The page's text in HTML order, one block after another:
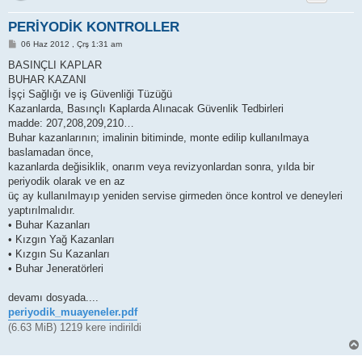
PERİYODİK KONTROLLER
M
s
j
06 Haz 2012 , Çrş 1:31 am
BASINÇLI KAPLAR
BUHAR KAZANI
İşçi Sağlığı ve iş Güvenliği Tüzüğü
Kazanlarda, Basınçlı Kaplarda Alınacak Güvenlik Tedbirleri
madde: 207,208,209,210…
Buhar kazanlarının; imalinin bitiminde, monte edilip kullanılmaya
baslamadan önce,
kazanlarda değisiklik, onarım veya revizyonlardan sonra, yılda bir
periyodik olarak ve en az
üç ay kullanılmayıp yeniden servise girmeden önce kontrol ve deneyleri
yaptırılmalıdır.
• Buhar Kazanları
• Kızgın Yağ Kazanları
• Kızgın Su Kazanları
• Buhar Jeneratörleri
devamı dosyada....
periyodik_muayeneler.pdf
(6.63 MiB) 1219 kere indirildi